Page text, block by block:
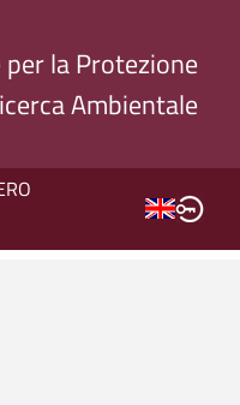
la Protezione
Ambientale